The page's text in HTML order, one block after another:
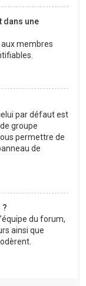
dans une
aux membres
par défaut est
groupe
permettre de
de
?
du forum,
ainsi que